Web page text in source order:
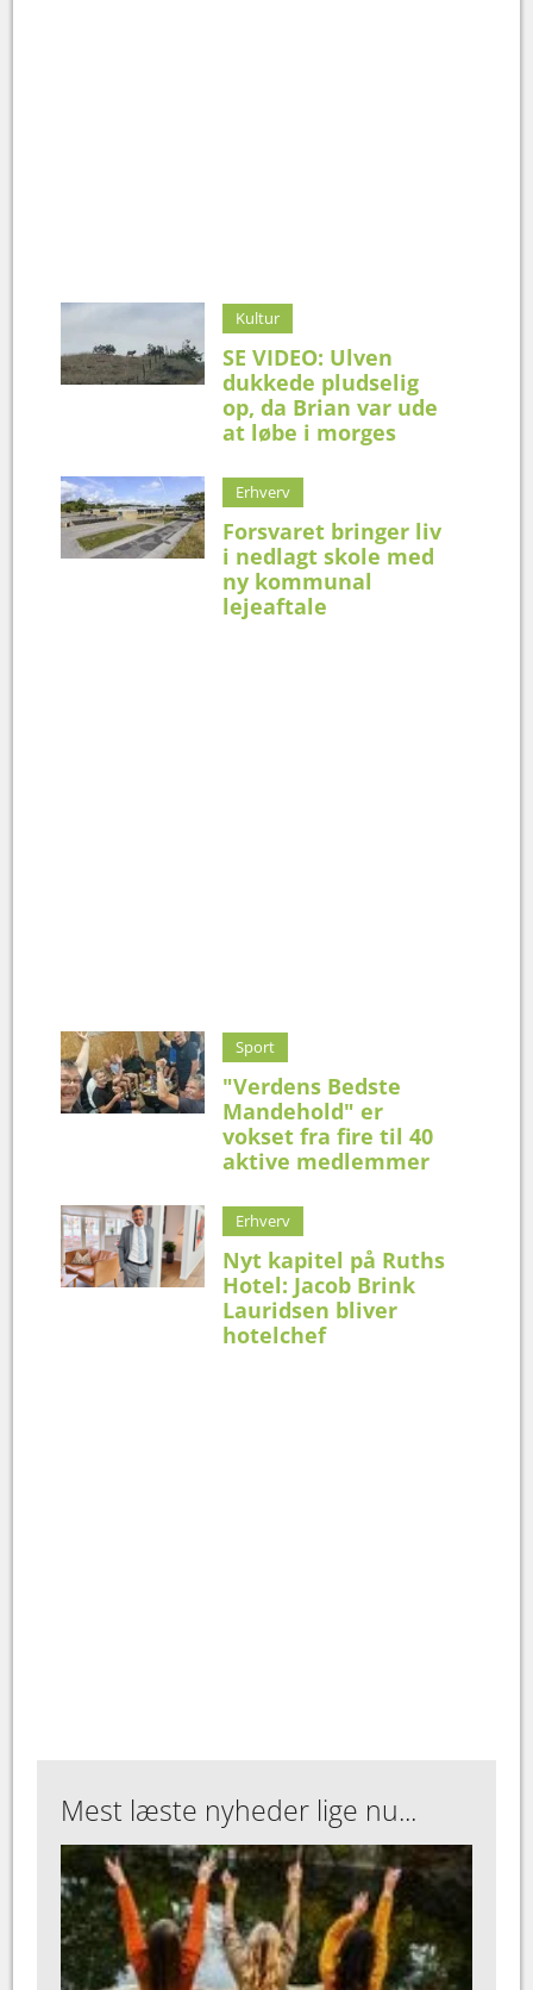
Kultur
SE VIDEO: Ulven
dukkede pludselig
op, da Brian var ude
at løbe i morges
Erhverv
Forsvaret bringer liv
i nedlagt skole med
ny kommunal
lejeaftale
Sport
"Verdens Bedste
Mandehold" er
vokset fra fire til 40
aktive medlemmer
Erhverv
Nyt kapitel på Ruths
Hotel: Jacob Brink
Lauridsen bliver
hotelchef
Mest læste nyheder lige nu...